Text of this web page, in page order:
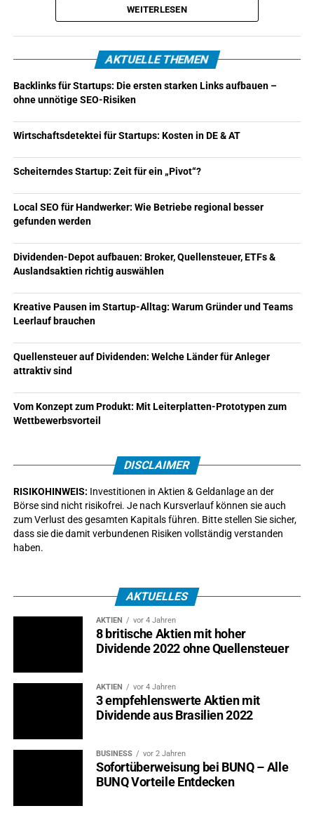
bei folgenden Verdachtsfällen geprüft werden:
vorgetäuschte Arbeitsunfähigkeit oder
genesungswidriges Verhalten
unerlaubte oder konkurrierende Nebentätigkeiten
Diebstahl von Waren, Bargeld oder Betriebsmitteln
Spesenbetrug und fingierte Geschäftsreisen
Weitergabe von Kundenlisten oder
Geschäftsgeheimnissen
Verstöße gegen Wettbewerbs- oder
Sabotage an betrieblichen Abläufen oder IT-
Systemen
Betrug durch Lieferanten, Vermittler oder
Geschäftspartner
Marken-, Produkt- oder Ideenmissbrauch durch
Wettbewerber
Ermittlungen. Bei einem neuen Geschäftspartner kann
zunächst eineEinzelauskunft zur Bonitäts- und
Unternehmensdaten sollten zuerst Zugriffsrechte,
Protokolle und die vorhandenen Maßnahmen zur
Sicherheit im Startupgeprüft und gesichert werden.
Eine Detektei wird vor allem dann relevant, wenn
tatsächliche Anhaltspunkte bestehen, interne Prüfungen
nicht ausreichen und verwertbare Tatsachen für weitere
Regionaler Anbieter oder
überregionales Netzwerk?
DerStandort einer Detektei kann die Gesamtkosten
beeinflussen. Lange Anfahrten, Übernachtungen und
zusätzliche Koordinationswege verteuern einen Einsatz,
verbessern.
Findet der relevante Vorgang im Rhein-Neckar-Raum
WEITERLESEN
AKTUELLE THEMEN
Backlinks für Startups: Die ersten starken Links aufbauen –
ohne unnötige SEO-Risiken
Wirtschaftsdetektei für Startups: Kosten in DE & AT
Scheiterndes Startup: Zeit für ein „Pivot“?
Local SEO für Handwerker: Wie Betriebe regional besser
gefunden werden
Dividenden-Depot aufbauen: Broker, Quellensteuer, ETFs &
Auslandsaktien richtig auswählen
Kreative Pausen im Startup-Alltag: Warum Gründer und Teams
Leerlauf brauchen
Quellensteuer auf Dividenden: Welche Länder für Anleger
attraktiv sind
Vom Konzept zum Produkt: Mit Leiterplatten-Prototypen zum
Wettbewerbsvorteil
DISCLAIMER
RISIKOHINWEIS: Investitionen in Aktien & Geldanlage an der
Börse sind nicht risikofrei. Je nach Kursverlauf können sie auch
zum Verlust des gesamten Kapitals führen. Bitte stellen Sie sicher,
dass sie die damit verbundenen Risiken vollständig verstanden
haben.
AKTUELLES
AKTIEN vor 4 Jahren
8 britische Aktien mit hoher
Dividende 2022 ohne Quellensteuer
AKTIEN vor 4 Jahren
3 empfehlenswerte Aktien mit
Dividende aus Brasilien 2022
BUSINESS vor 2 Jahren
Sofortüberweisung bei BUNQ – Alle
BUNQ Vorteile Entdecken